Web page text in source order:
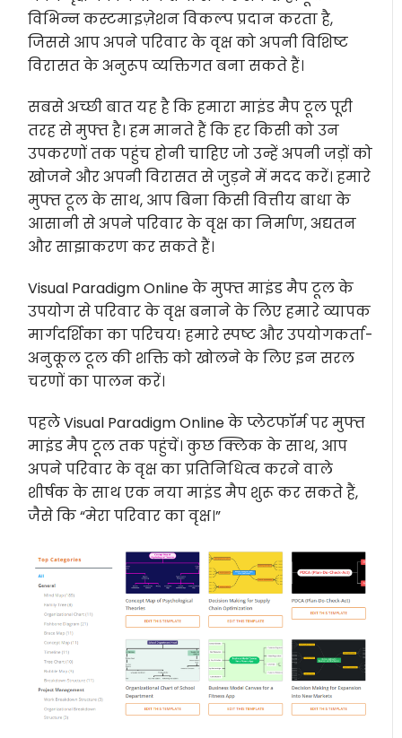
विभिन्न कस्टमाइज़ेशन विकल्प प्रदान करता है,
जिससे आप अपने परिवार के वृक्ष को अपनी विशिष्ट
विरासत के अनुरूप व्यक्तिगत बना सकते हैं।
सबसे अच्छी बात यह है कि हमारा माइंड मैप टूल पूरी
तरह से मुफ्त है। हम मानते हैं कि हर किसी को उन
उपकरणों तक पहुंच होनी चाहिए जो उन्हें अपनी जड़ों को
खोजने और अपनी विरासत से जुड़ने में मदद करें। हमारे
मुफ्त टूल के साथ, आप बिना किसी वित्तीय बाधा के
आसानी से अपने परिवार के वृक्ष का निर्माण, अद्यतन
और साझाकरण कर सकते हैं।
Visual Paradigm Online के मुफ्त माइंड मैप टूल के
उपयोग से परिवार के वृक्ष बनाने के लिए हमारे व्यापक
मार्गदर्शिका का परिचय! हमारे स्पष्ट और उपयोगकर्ता-
अनुकूल टूल की शक्ति को खोलने के लिए इन सरल
चरणों का पालन करें।
पहले Visual Paradigm Online के प्लेटफॉर्म पर मुफ्त
माइंड मैप टूल तक पहुंचें। कुछ क्लिक के साथ, आप
अपने परिवार के वृक्ष का प्रतिनिधित्व करने वाले
शीर्षक के साथ एक नया माइंड मैप शुरू कर सकते हैं,
जैसे कि “मेरा परिवार का वृक्ष।”